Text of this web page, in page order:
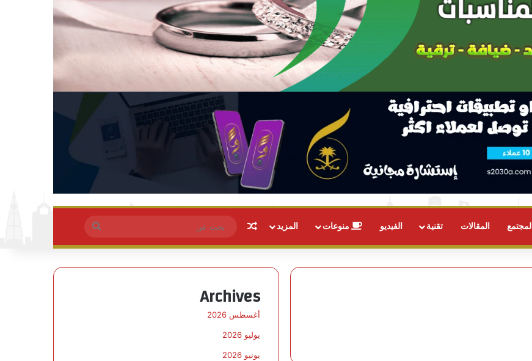
المجتمع المقالات تقنية الفيديو منوعات المزيد مقال عشوائي
عن
Archives
أغسطس 2026
يوليو 2026
يونيو 2026